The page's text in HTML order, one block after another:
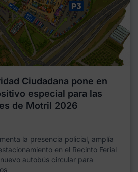
Ciudadana pone en
especial para las
de Motril 2026
la presencia policial, amplía
en el Recinto Ferial
autobús circular para